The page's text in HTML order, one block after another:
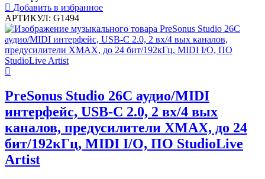
Добавить в избранное
АРТИКУЛ: G1494
PreSonus Studio 26C аудио/MIDI
интерфейс, USB-C 2.0, 2 вх/4 вых
каналов, предусилители XMAX, до 24
бит/192кГц, MIDI I/O, ПО StudioLive
Artist